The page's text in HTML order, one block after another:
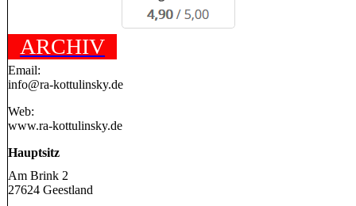
ARCHIV
Email:
info@ra-kottulinsky.de
Web:
www.ra-kottulinsky.de
Hauptsitz
Am Brink 2
27624 Geestland